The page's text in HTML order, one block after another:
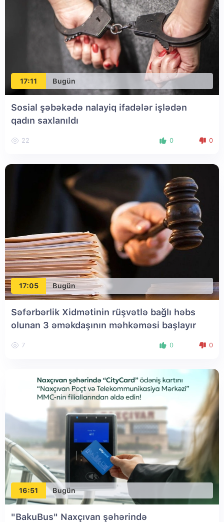
17:11 Bugün
Sosial şəbəkədə nalayiq ifadələr işlədən
qadın saxlanıldı
22 0 0
17:05 Bugün
Səfərbərlik Xidmətinin rüşvətlə bağlı həbs
olunan 3 əməkdaşının məhkəməsi başlayır
7 0 0
16:51 Bugün
"BakuBus" Naxçıvan şəhərində